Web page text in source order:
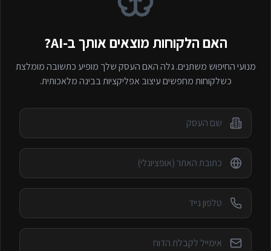
האם הלקוחות מוצאים אותך ב-AI?
מנועי החיפוש משתנים. גלה האם העסק שלך מופיע כתשובה מומלצת
כשלקוחות מחפשיםעיצוב אפליקציותבבינה מלאכותית.